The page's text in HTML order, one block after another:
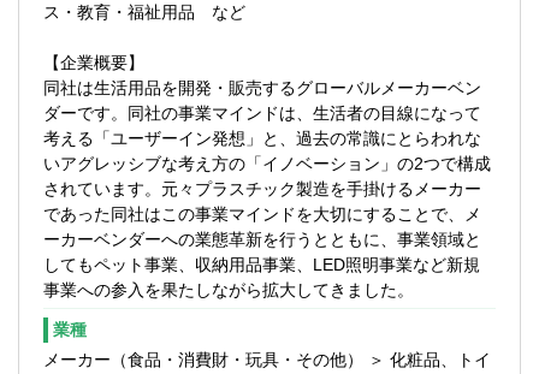
ス・教育・福祉用品 など
【企業概要】
同社は生活用品を開発・販売するグローバルメーカーベン
ダーです。同社の事業マインドは、生活者の目線になって
考える「ユーザーイン発想」と、過去の常識にとらわれな
いアグレッシブな考え方の「イノベーション」の2つで構成
されています。元々プラスチック製造を手掛けるメーカー
であった同社はこの事業マインドを大切にすることで、メ
ーカーベンダーへの業態革新を行うとともに、事業領域と
してもペット事業、収納用品事業、LED照明事業など新規
事業への参入を果たしながら拡大してきました。
業種
メーカー（食品・消費財・玩具・その他） ＞ 化粧品、トイ